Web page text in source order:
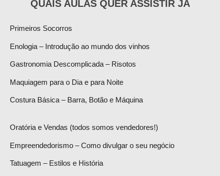
QUAIS AULAS QUER ASSISTIR JÁ
Primeiros Socorros
Enologia – Introdução ao mundo dos vinhos
Gastronomia Descomplicada – Risotos
Maquiagem para o Dia e para Noite
Costura Básica – Barra, Botão e Máquina
Oratória e Vendas (todos somos vendedores!)
Empreendedorismo – Como divulgar o seu negócio
Tatuagem – Estilos e História